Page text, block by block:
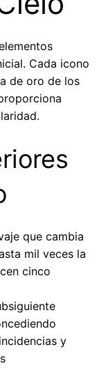
Cada icono
de oro de los
que cambia
mil veces la
cinco
y